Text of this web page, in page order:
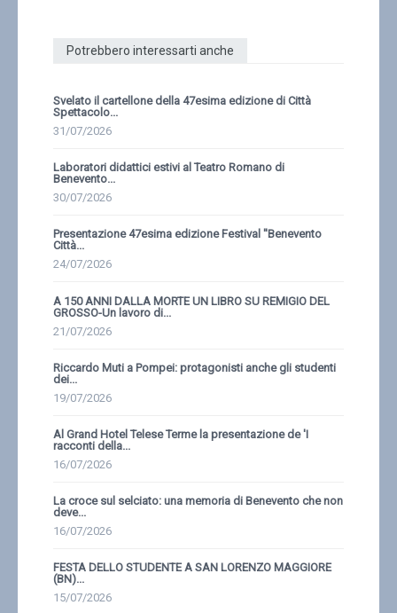
Potrebbero interessarti anche
Svelato il cartellone della 47esima edizione di Città
Spettacolo...
31/07/2026
Laboratori didattici estivi al Teatro Romano di
Benevento...
30/07/2026
Presentazione 47esima edizione Festival ''Benevento
Città...
24/07/2026
A 150 ANNI DALLA MORTE UN LIBRO SU REMIGIO DEL
GROSSO-Un lavoro di...
21/07/2026
Riccardo Muti a Pompei: protagonisti anche gli studenti
dei...
19/07/2026
Al Grand Hotel Telese Terme la presentazione de 'I
racconti della...
16/07/2026
La croce sul selciato: una memoria di Benevento che non
deve...
16/07/2026
FESTA DELLO STUDENTE A SAN LORENZO MAGGIORE
(BN)...
15/07/2026